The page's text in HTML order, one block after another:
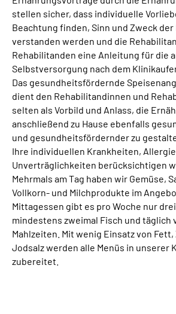
stellen sicher, dass individuelle
Beachtung finden, Sinn und Zweck
verstanden werden und die
Rehabilitanden eine Anleitung für die
Selbstversorgung nach dem
Das gesundheitsfördernde
dient den Rehabilitandinnen und
selten als Vorbild und Anlass, die
anschließend zu Hause ebenfalls
und gesundheitsfördernder zu
Ihre individuellen Krankheiten,
Unverträglichkeiten berücksichtigen
Mehrmals am Tag haben wir Gemüse,
Vollkorn- und Milchprodukte im
Mittagessen gibt es pro Woche nur
mindestens zweimal Fisch und täglich
Mahlzeiten. Mit wenig Einsatz von
Jodsalz werden alle Menüs in unserer
zubereitet.